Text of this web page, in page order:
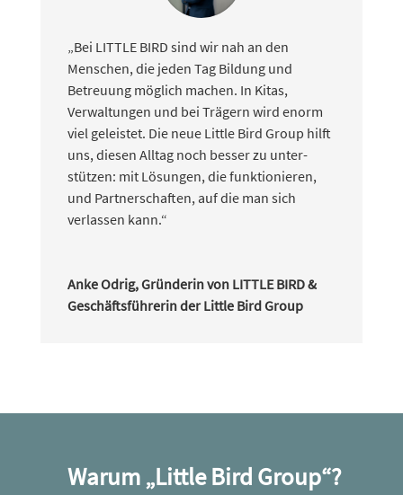
„Bei LITTLE BIRD sind wir nah an den
Menschen, die jeden Tag Bildung und
Betreuung möglich machen. In Kitas,
Verwaltungen und bei Trägern wird enorm
viel geleistet. Die neue Little Bird Group hilft
uns, diesen Alltag noch besser zu unter­
stützen: mit Lösungen, die funk­tio­nieren,
und Partnerschaften, auf die man sich
verlassen kann.“
Anke Odrig, Gründerin von LITTLE BIRD &
Geschäftsführerin der Little Bird Group
Warum „Little Bird Group“?